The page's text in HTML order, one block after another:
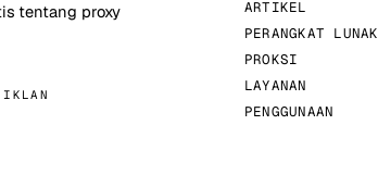
tentang proxy
ARTIKEL
PERANGKAT LUNAK
PROKSI
LAYANAN
PENGGUNAAN